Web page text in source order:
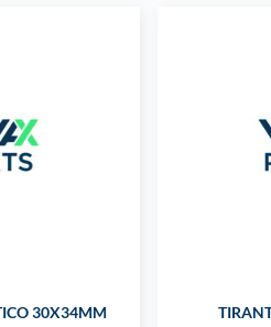
30X34MM